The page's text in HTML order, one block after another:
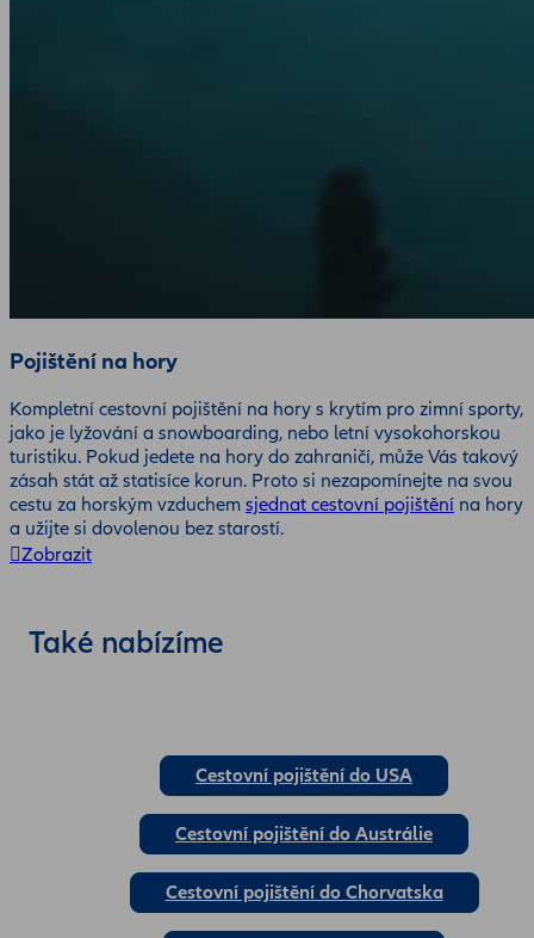
Pojištění na hory
Kompletní cestovní pojištění na hory s krytím pro zimní sporty,
jako je lyžování a snowboarding, nebo letní vysokohorskou
turistiku. Pokud jedete na hory do zahraničí, může Vás takový
zásah stát až statisíce korun. Proto si nezapomínejte na svou
cestu za horským vzduchem sjednat cestovní pojištění na hory
a užijte si dovolenou bez starostí.
Zobrazit
Také nabízíme
Cestovní pojištění do USA
Cestovní pojištění do Austrálie
Cestovní pojištění do Chorvatska